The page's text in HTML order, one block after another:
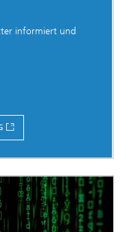
informiert und